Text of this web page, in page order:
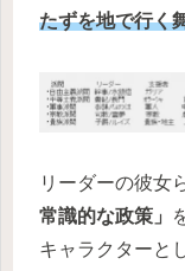
たずを地で行く
リーダーの彼女
常識的な政策」
キャラクターと